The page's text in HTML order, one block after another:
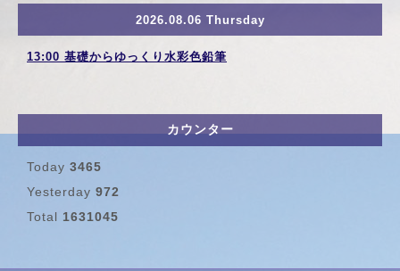
2026.08.06 Thursday
13:00 基礎からゆっくり水彩色鉛筆
カウンター
Today 3465
Yesterday 972
Total 1631045